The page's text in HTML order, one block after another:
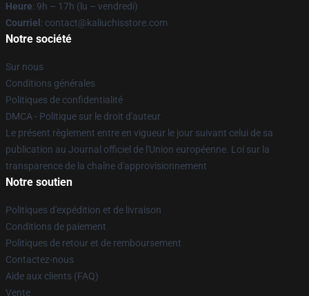
Heure: 9h – 17h (lu – vendredi)
Courriel : contact@kaliuchisstore.com
Notre société
Sur nous
Conditions générales
Politiques de confidentialité
DMCA - Politique sur le droit d'auteur
Le présent règlement entre en vigueur le jour suivant celui de sa
publication au Journal officiel de l'Union européenne. Loi sur la
transparence de la chaîne d'approvisionnement
Notre soutien
Politiques d'expédition et de livraison
Conditions de paiement
Politiques de retour et de remboursement
Contactez-nous
Aide aux clients (FAQ)
Vente